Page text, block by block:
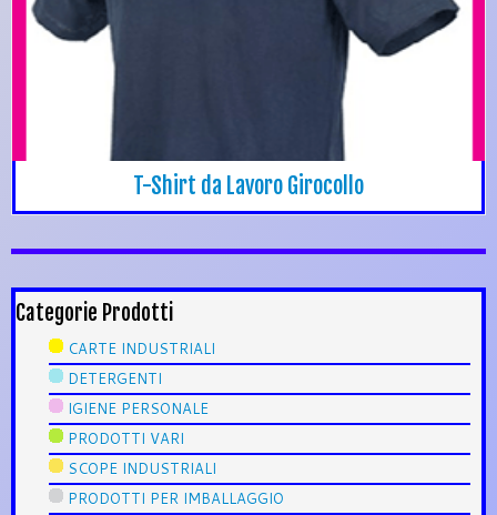
T-Shirt da Lavoro Girocollo
Categorie Prodotti
CARTE INDUSTRIALI
DETERGENTI
IGIENE PERSONALE
PRODOTTI VARI
SCOPE INDUSTRIALI
PRODOTTI PER IMBALLAGGIO